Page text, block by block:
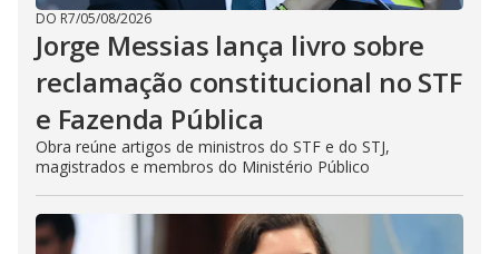
DO R7/05/08/2026
Jorge Messias lança livro sobre
reclamação constitucional no STF
e Fazenda Pública
Obra reúne artigos de ministros do STF e do STJ,
magistrados e membros do Ministério Público